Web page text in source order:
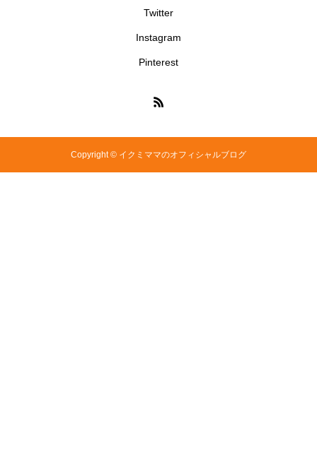
Twitter
Instagram
Pinterest
Copyright © イクミママのオフィシャルブログ